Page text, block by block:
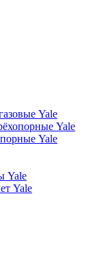
Yale
Yale
Yale
Yale
Yale